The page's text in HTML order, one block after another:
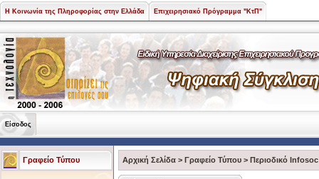
Η Κοινωνία της Πληροφορίας στην Ελλάδα Επιχειρησιακό Πρόγραμμα "ΚτΠ"
Είσοδος
Γραφείο Τύπου Αρχική Σελίδα > Γραφείο Τύπου > Περιοδικό Infosoc